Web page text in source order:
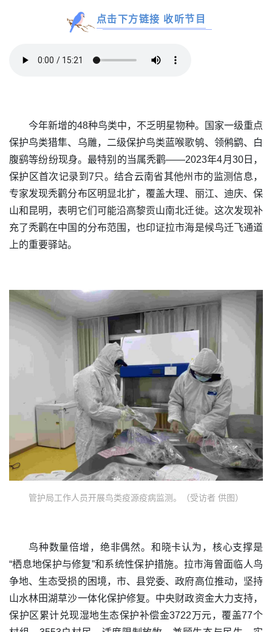
点击下方链接 收听节目
今年新增的48种鸟类中，不乏明星物种。国家一级重点
保护鸟类猎隼、乌雕，二级保护鸟类蓝喉歌鸲、领鸺鹠、白
腹鹞等纷纷现身。最特别的当属秃鹳——2023年4月30日，
保护区首次记录到7只。结合云南省其他州市的监测信息，
专家发现秃鹳分布区明显北扩，覆盖大理、丽江、迪庆、保
山和昆明，表明它们可能沿高黎贡山南北迁徙。这次发现补
充了秃鹳在中国的分布范围，也印证拉市海是候鸟迁飞通道
上的重要驿站。
管护局工作人员开展鸟类疫源疫病监测。（受访者 供图）
鸟种数量倍增，绝非偶然。和晓卡认为，核心支撑是
“栖息地保护与修复”和系统性保护措施。拉市海曾面临人鸟
争地、生态受损的困境，市、县党委、政府高位推动，坚持
山水林田湖草沙一体化保护修复。中央财政资金大力支持，
保护区累计兑现湿地生态保护补偿金3722万元，覆盖77个